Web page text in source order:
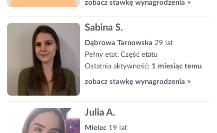
zobacz stawkę wynagrodzenia >
Sabina S.
Dąbrowa Tarnowska 29 lat
Pełny etat, Część etatu
Ostatnia aktywność: 1 miesiąc temu
zobacz stawkę wynagrodzenia >
Julia A.
Mielec 19 lat